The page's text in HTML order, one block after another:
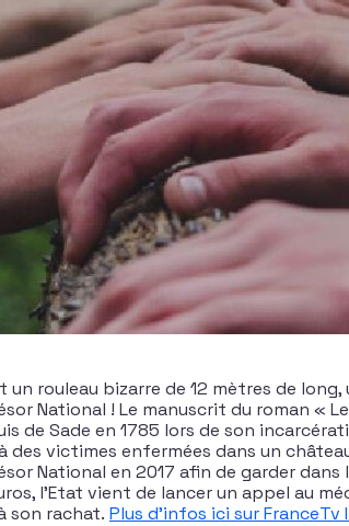
un rouleau bizarre de 12 mètres de
National ! Le manuscrit du roman «
de Sade en 1785 lors de son
des victimes enfermées dans un
National en 2017 afin de garder
l’Etat vient de lancer un appel au
son rachat. Plus d’infos ici sur FranceTv